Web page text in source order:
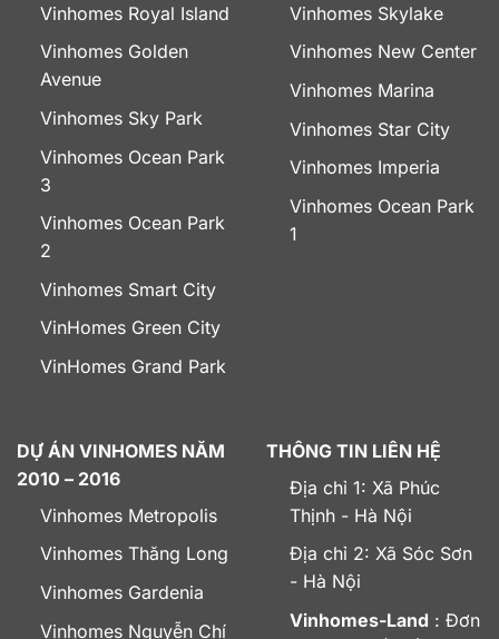
Vinhomes Royal Island
Vinhomes Golden
Avenue
Vinhomes Sky Park
Vinhomes Ocean Park
3
Vinhomes Ocean Park
2
Vinhomes Smart City
VinHomes Green City
VinHomes Grand Park
Vinhomes Skylake
Vinhomes New Center
Vinhomes Marina
Vinhomes Star City
Vinhomes Imperia
Vinhomes Ocean Park
1
DỰ ÁN VINHOMES NĂM
2010 – 2016
Vinhomes Metropolis
Vinhomes Thăng Long
Vinhomes Gardenia
Vinhomes Nguyễn Chí
THÔNG TIN LIÊN HỆ
Địa chỉ 1: Xã Phúc
Thịnh - Hà Nội
Địa chỉ 2: Xã Sóc Sơn
- Hà Nội
Vinhomes-Land : Đơn